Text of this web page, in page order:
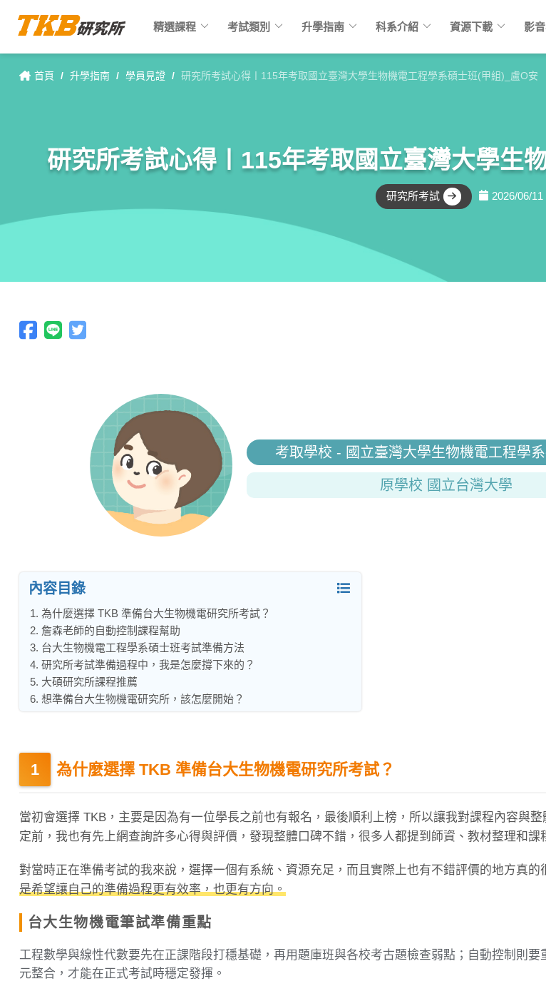
首頁 / 升學指南 / 學員見證 / 研究所考試心得〡115年考取國立臺灣大學生物機電工程學系碩士班(甲組)_盧O安
研究所考試心得〡115年考取國立臺灣大學生
研究所考試 2026/06/11
考取學校 - 國立臺灣大學生物機電工程學
原學校 國立台灣大學
內容目錄
1. 為什麼選擇 TKB 準備台大生物機電研究所考試？
2. 詹森老師的自動控制課程幫助
3. 台大生物機電工程學系碩士班考試準備方法
4. 研究所考試準備過程中，我是怎麼撐下來的？
5. 大碩研究所課程推薦
6. 想準備台大生物機電研究所，該怎麼開始？
為什麼選擇 TKB 準備台大生物機電研究所考試？
當初會選擇 TKB，主要是因為有一位學長之前也有報名，最後順利上榜，所以讓我對課程內容與
定前，我也有先上網查詢許多心得與評價，發現整體口碑不錯，很多人都提到師資、教材整理和課
對當時正在準備考試的我來說，選擇一個有系統、資源充足，而且實際上也有不錯評價的地方真的
是希望讓自己的準備過程更有效率，也更有方向。
台大生物機電筆試準備重點
工程數學與線性代數要先在正課階段打穩基礎，再用題庫班與各校考古題檢查弱點；自動控制則要
元整合，才能在正式考試時穩定發揮。
精選課程 keyboard_arrow_down 考試類別 keyboard_arrow_down 升學指南 keyboard_arrow_down 科系介紹 keyboard_arrow_down 資源下載 keyboard_arrow_down 影